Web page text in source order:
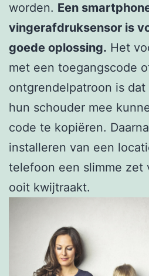
worden. Een
vingerafdruksensor is
goede oplossing. Het
met een toegangscode
ontgrendelpatroon is
hun schouder mee
code te kopiëren.
installeren van een
telefoon een slimme zet
ooit kwijtraakt.